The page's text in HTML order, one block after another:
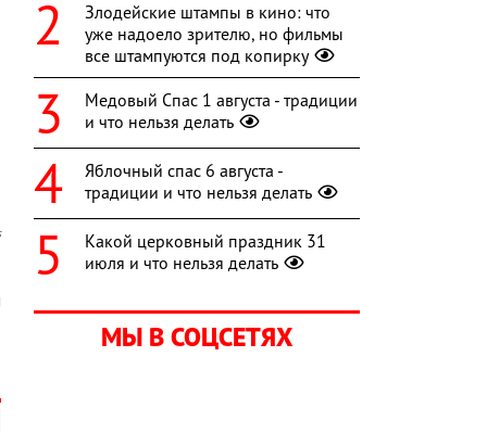
Злодейские штампы в кино: что
уже надоело зрителю, но фильмы
все штампуются под копирку
Медовый Спас 1 августа - традиции
и что нельзя делать
Яблочный спас 6 августа -
традиции и что нельзя делать
Какой церковный праздник 31
июля и что нельзя делать
МЫ В СОЦСЕТЯХ